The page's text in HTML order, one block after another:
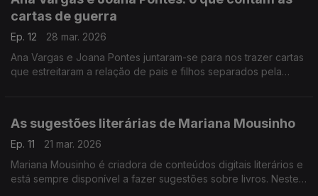
cartas de guerra
Ep. 12
28 mar. 2026
Ana Vargas e Joana Pontes juntaram-se para nos trazer cartas
que estreitaram a relação de pais e filhos separados pela
As sugestões literárias de Mariana Mousinho
Ep. 11
21 mar. 2026
Mariana Mousinho é criadora de conteúdos digitais literários e
está sempre disponível a fazer sugestões sobre livros. Neste